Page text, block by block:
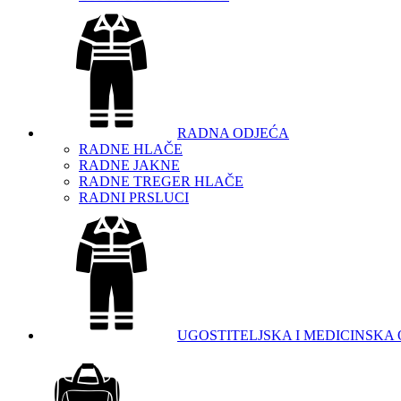
RADNA ODJEĆA
RADNE HLAČE
RADNE JAKNE
RADNE TREGER HLAČE
RADNI PRSLUCI
UGOSTITELJSKA I MEDICINSKA